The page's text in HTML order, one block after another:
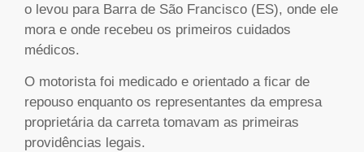
o levou para Barra de São Francisco (ES), onde ele
mora e onde recebeu os primeiros cuidados
médicos.
O motorista foi medicado e orientado a ficar de
repouso enquanto os representantes da empresa
proprietária da carreta tomavam as primeiras
providências legais.